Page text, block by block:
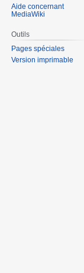
Aide concernant
MediaWiki
Outils
Pages spéciales
Version imprimable